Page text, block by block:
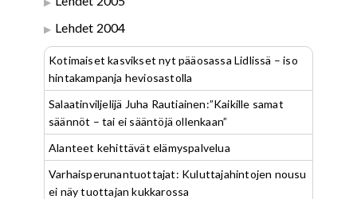
Lehdet 2004
Kotimaiset kasvikset nyt pääosassa Lidlissä – iso
hintakampanja heviosastolla
Salaatinviljelijä Juha Rautiainen:”Kaikille samat
säännöt – tai ei sääntöjä ollenkaan”
Alanteet kehittävät elämyspalvelua
Varhaisperunantuottajat: Kuluttajahintojen nousu
ei näy tuottajan kukkarossa